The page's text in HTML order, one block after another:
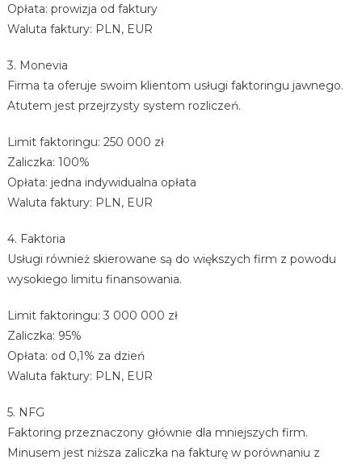
Opłata: prowizja od faktury
Waluta faktury: PLN, EUR
3. Monevia
Firma ta oferuje swoim klientom usługi faktoringu jawnego.
Atutem jest przejrzysty system rozliczeń.
Limit faktoringu: 250 000 zł
Zaliczka: 100%
Opłata: jedna indywidualna opłata
Waluta faktury: PLN, EUR
4. Faktoria
Usługi również skierowane są do większych firm z powodu
wysokiego limitu finansowania.
Limit faktoringu: 3 000 000 zł
Zaliczka: 95%
Opłata: od 0,1% za dzień
Waluta faktury: PLN, EUR
5. NFG
Faktoring przeznaczony głównie dla mniejszych firm.
Minusem jest niższa zaliczka na fakturę w porównaniu z